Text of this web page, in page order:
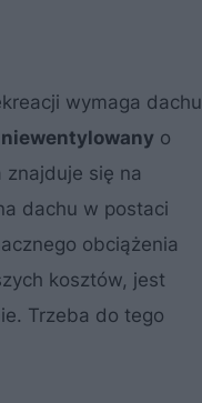
wymaga dachu
o
się na
dachu w postaci
obciążenia
kosztów, jest
Trzeba do tego